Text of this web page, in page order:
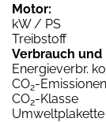
Motor:
kW / PS
Treibstoff
Verbrauch und
Energieverbr.
CO2-
CO2-Klasse
Umweltplakette